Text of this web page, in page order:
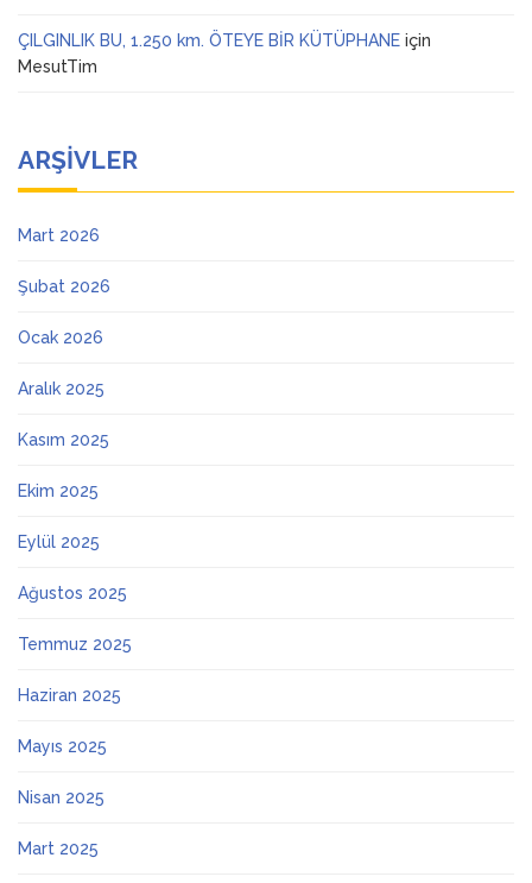
ÇILGINLIK BU, 1.250 km. ÖTEYE BİR KÜTÜPHANE için
MesutTim
ARŞIVLER
Mart 2026
Şubat 2026
Ocak 2026
Aralık 2025
Kasım 2025
Ekim 2025
Eylül 2025
Ağustos 2025
Temmuz 2025
Haziran 2025
Mayıs 2025
Nisan 2025
Mart 2025